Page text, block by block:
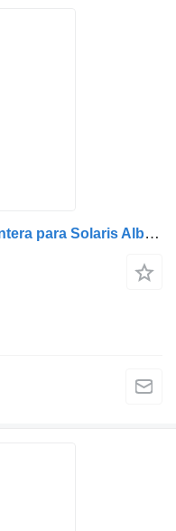
Carcasa Far Stânga fascia delantera para Solaris Albastră cu Multiple Lămpi camión